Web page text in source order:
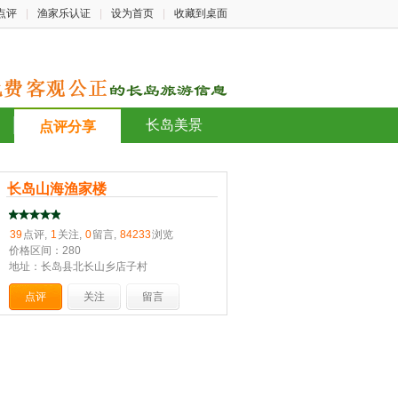
评 渔家乐认证 设为首页 收藏到桌面
点评分享 长岛美景
长岛山海渔家楼
39点评, 1 关注, 0留言, 84233浏览
价格区间：280
地址：长岛县北长山乡店子村
点评 关注 留言